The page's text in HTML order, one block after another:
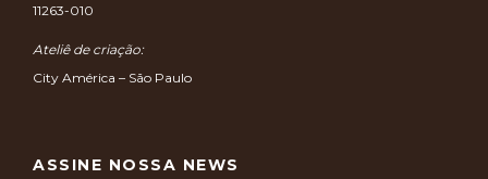
11263-010
Ateliê de criação:
City América – São Paulo
ASSINE NOSSA NEWS